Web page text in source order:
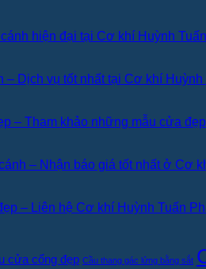
hiện đại tại Cơ khí Huỳnh
– Dịch vụ tốt nhất tại Cơ khí
– Tham khảo những mẫu cửa
– Nhận báo giá tốt nhất ở Cơ
– Liên hệ Cơ khí Huỳnh Tuấn
cửa cổng đẹp Cầu thang gác lửng bằng sắt